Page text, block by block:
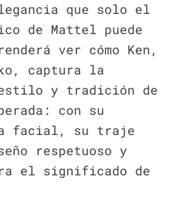
que solo el
de Mattel puede
ver cómo Ken,
captura la
estilo y tradición de
con su
facial, su traje
respetuoso y
el significado de